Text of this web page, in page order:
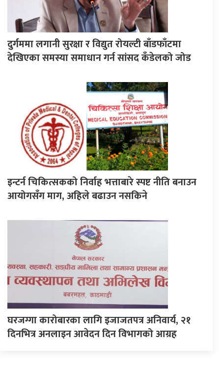
दुर्गममा लगानी सुरक्षा र विद्युत रोयल्टी बाँडफाँटमा
देखिएका समस्या समाधान गर्न सांसद कँडेलको जोड
इन्टर्न चिकित्सकको निर्वाह भत्ताबारे स्पष्ट नीति बनाउन
आयोगसँग माग, अहिले बढाउन नसकिने
घरजग्गा कारोबारका लागि इजाजतपत्र अनिवार्य, २१
दिनभित्र अनलाइन आवेदन दिन विभागको आग्रह